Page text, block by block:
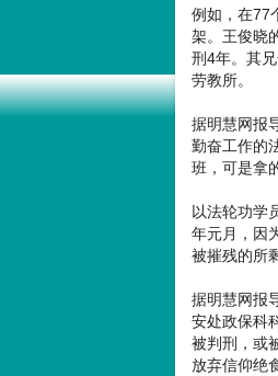
例如，在77
架。王俊晓
刑4年。其
劳教所。
据明慧网报
勤奋工作的
班，可是拿
以法轮功学
年元月，因
被摧残的所
据明慧网报
安处政保科
被判刑，或
放弃信仰绝